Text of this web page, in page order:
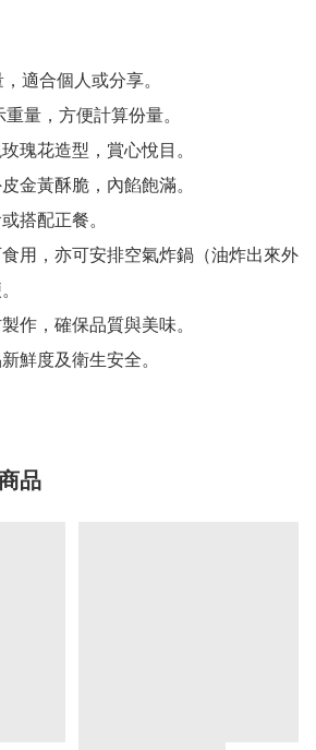
適合個人或分享。
量，方便計算份量。
瑰花造型，賞心悅目。
金黃酥脆，內餡飽滿。
搭配正餐。
用，亦可安排空氣炸鍋（油炸出來外
作，確保品質與美味。
品